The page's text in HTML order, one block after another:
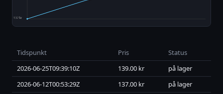
Tidspunkt Pris
Status
2026-06-25T09:39:10Z
139.00 kr
på lager
2026-06-12T00:53:29Z
137.00 kr på lager